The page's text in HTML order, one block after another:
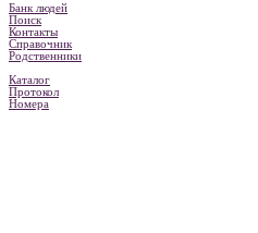
Банк людей
Поиск
Контакты
Справочник
Родственники
Каталог
Протокол
Номера